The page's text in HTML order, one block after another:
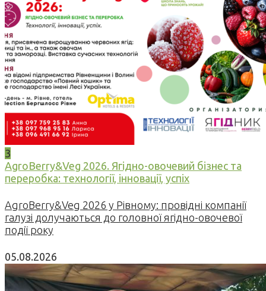
3
AgroBerry&Veg 2026. Ягідно-овочевий бізнес та
переробка: технології, інновації, успіх
AgroBerry&Veg 2026 у Рівному: провідні компанії
галузі долучаються до головної ягідно-овочевої
події року
05.08.2026